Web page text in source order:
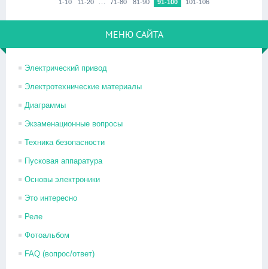
1-10 11-20 71-80 81-90 91-100 101-106
МЕНЮ САЙТА
Электрический привод
Электротехнические материалы
Диаграммы
Экзаменационные вопросы
Техника безопасности
Пусковая аппаратура
Основы электроники
Это интересно
Реле
Фотоальбом
FAQ (вопрос/ответ)